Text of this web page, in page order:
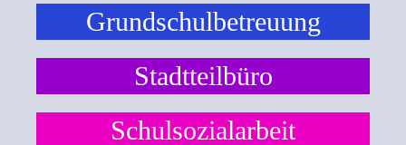
Grundschulbetreuung
Stadtteilbüro
Schulsozialarbeit